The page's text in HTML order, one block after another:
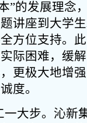
”的发展理念
讲座到大学
方位支持。
际困难，缓
更极大地增
度。
大步。沁新